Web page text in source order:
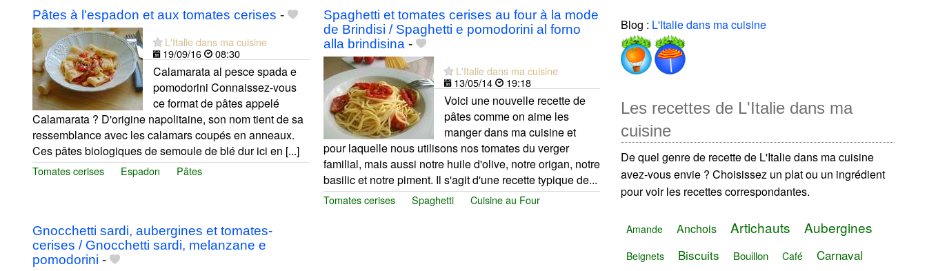
Pâtes à l'espadon et aux tomates cerises -
L'Italie dans ma cuisine
19/09/16
08:30
Calamarata al pesce spada e
pomodorini Connaissez-vous
ce format de pâtes appelé
Calamarata ? D'origine napolitaine, son nom tient de sa
ressemblance avec les calamars coupés en anneaux.
Ces pâtes biologiques de semoule de blé dur ici en [...]
Tomates cerises Espadon Pâtes
Spaghetti et tomates cerises au four à la mode
de Brindisi / Spaghetti e pomodorini al forno
alla brindisina -
L'Italie dans ma cuisine
13/05/14
19:18
Voici une nouvelle recette de
pâtes comme on aime les
manger dans ma cuisine et
pour laquelle nous utilisons nos tomates du verger
familial, mais aussi notre huile d'olive, notre origan, notre
basilic et notre piment. Il s'agit d'une recette typique de...
Tomates cerises Spaghetti Cuisine au Four
Gnocchetti sardi, aubergines et tomates-
cerises / Gnocchetti sardi, melanzane e
pomodorini -
Blog : L'Italie dans ma cuisine
Les recettes de L'Italie dans ma
cuisine
De quel genre de recette de L'Italie dans ma cuisine
avez-vous envie ? Choisissez un plat ou un ingrédient
pour voir les recettes correspondantes.
Amande Anchois Artichauts Aubergines
Beignets Biscuits Bouillon Café Carnaval